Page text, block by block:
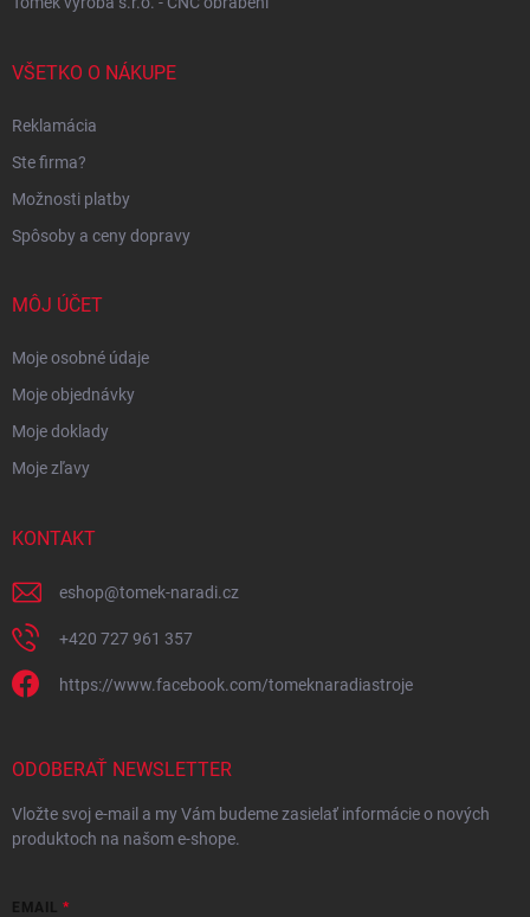
VŠETKO O NÁKUPE
Reklamácia
Ste firma?
Možnosti platby
Spôsoby a ceny dopravy
MÔJ ÚČET
Moje osobné údaje
Moje objednávky
Moje doklady
Moje zľavy
KONTAKT
eshop@tomek-naradi.cz
+420 727 961 357
https://www.facebook.com/tomeknaradiastroje
ODOBERAŤ NEWSLETTER
Vložte svoj e-mail a my Vám budeme zasielať informácie o nových
produktoch na našom e-shope.
EMAIL